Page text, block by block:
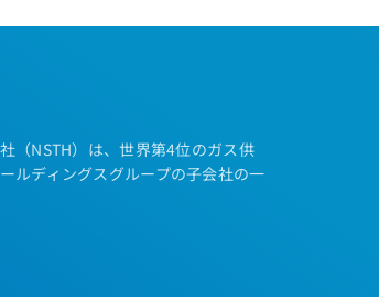
（NSTH）は、世界第4位のガス供
ルディングスグループの子会社の一